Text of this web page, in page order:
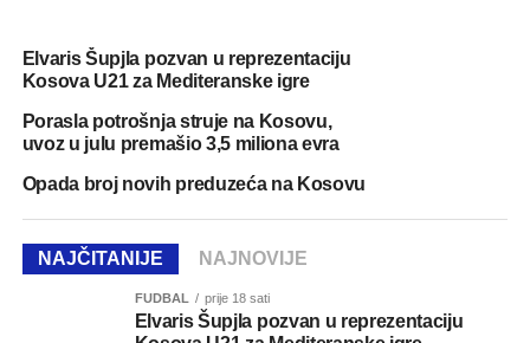
Elvaris Šupjla pozvan u reprezentaciju
Kosova U21 za Mediteranske igre
Porasla potrošnja struje na Kosovu,
uvoz u julu premašio 3,5 miliona evra
Opada broj novih preduzeća na Kosovu
NAJČITANIJE NAJNOVIJE
FUDBAL prije 18 sati
Elvaris Šupjla pozvan u reprezentaciju